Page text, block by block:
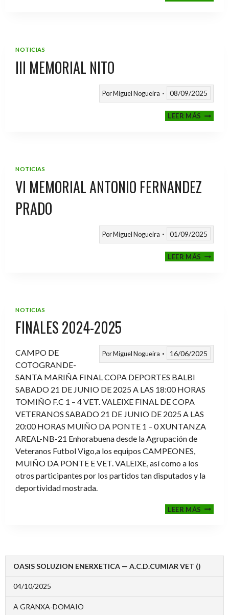
NOTICIAS
III MEMORIAL NITO
PorMiguel Nogueira 08/09/2025
LEER MÁSIII
NOTICIAS
VI MEMORIAL ANTONIO FERNANDEZ
PRADO
PorMiguel Nogueira 01/09/2025
LEER MÁSVI
NOTICIAS
FINALES 2024-2025
PorMiguel Nogueira 16/06/2025
CAMPO DE
COTOGRANDE-
SANTA MARIÑA FINAL COPA DEPORTES BALBI
SABADO 21 DE JUNIO DE 2025 A LAS 18:00 HORAS
TOMIÑO F.C 1 – 4 VET. VALEIXE FINAL DE COPA
VETERANOS SABADO 21 DE JUNIO DE 2025 A LAS
20:00 HORAS MUIÑO DA PONTE 1 – 0 XUNTANZA
AREAL-NB-21 Enhorabuena desde la Agrupación de
Veteranos Futbol Vigo,a los equipos CAMPEONES,
MUIÑO DA PONTE E VET. VALEIXE, así como a los
otros participantes por los partidos tan disputados y la
deportividad mostrada.
LEER MÁS
2024-
OASIS SOLUZION ENERXETICA — A.C.D.CUMIAR VET ()
04/10/2025
A GRANXA-DOMAIO